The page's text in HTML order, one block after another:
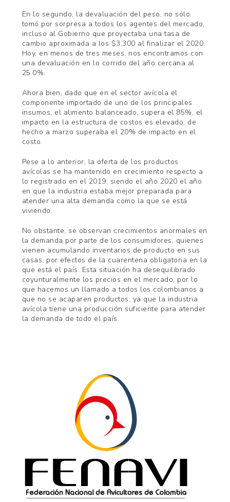
En lo segundo, la devaluación del peso, no sólo
tomó por sorpresa a todos los agentes del mercado,
incluso al Gobierno que proyectaba una tasa de
cambio aproximada a los $3,300 al finalizar el 2020.
Hoy, en menos de tres meses, nos encontramos con
una devaluación en lo corrido del año cercana al
25.0%.
Ahora bien, dado que en el sector avícola el
componente importado de uno de los principales
insumos, el alimento balanceado, supera el 85%, el
impacto en la estructura de costos es elevado, de
hecho a marzo superaba el 20% de impacto en el
costo.
Pese a lo anterior, la oferta de los productos
avícolas se ha mantenido en crecimiento respecto a
lo registrado en el 2019, siendo el año 2020 el año
en que la industria estaba mejor preparada para
atender una alta demanda como la que se está
viviendo.
No obstante, se observan crecimientos anormales en
la demanda por parte de los consumidores, quienes
vienen acumulando inventarios de producto en sus
casas, por efectos de la cuarentena obligatoria en la
que está el país. Esta situación ha desequilibrado
coyunturalmente los precios en el mercado, por lo
que hacemos un llamado a todos los colombianos a
que no se acaparen productos, ya que la industria
avícola tiene una producción suficiente para atender
la demanda de todo el país.